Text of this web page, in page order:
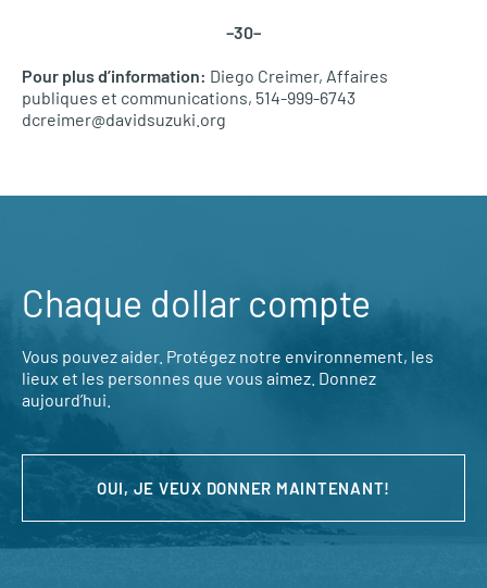
–30–
Pour plus d’information: Diego Creimer, Affaires
publiques et communications, 514-999-6743
dcreimer@davidsuzuki.org
Chaque dollar compte
Vous pouvez aider. Protégez notre environnement, les
lieux et les personnes que vous aimez. Donnez
aujourd’hui.
OUI, JE VEUX DONNER MAINTENANT!